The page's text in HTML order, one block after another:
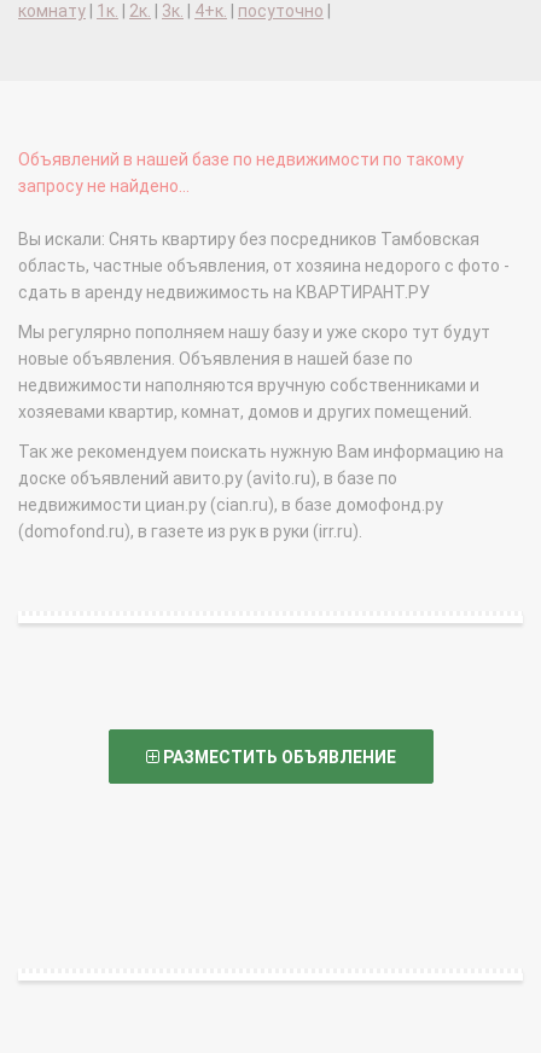
комнату
1к. 2к. 3к. 4+к. посуточно
Объявлений в нашей базе по недвижимости по такому
запросу не найдено...
Вы искали: Снять квартиру без посредников Тамбовская
область, частные объявления, от хозяина недорого с фото -
сдать в аренду недвижимость на КВАРТИРАНТ.РУ
Мы регулярно пополняем нашу базу и уже скоро тут будут
новые объявления. Объявления в нашей базе по
недвижимости наполняются вручную собственниками и
хозяевами квартир, комнат, домов и других помещений.
Так же рекомендуем поискать нужную Вам информацию на
доске объявлений авито.ру (avito.ru), в базе по
недвижимости циан.ру (cian.ru), в базе домофонд.ру
(domofond.ru), в газете из рук в руки (irr.ru).
РАЗМЕСТИТЬ ОБЪЯВЛЕНИЕ